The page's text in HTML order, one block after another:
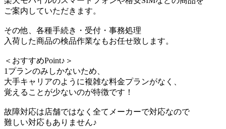
ご案内していただきます。
その他、各種手続き・受付・事務処理
入荷した商品の検品作業なもお任せ致します。
＜おすすめPoint♪＞
1プランのみしかないため、
大手キャリアのように複雑な料金プランがなく、
覚えることが少ないのが特徴です！
故障対応は店舗ではなく全てメーカーで対応なので
難しい対応もありません♪